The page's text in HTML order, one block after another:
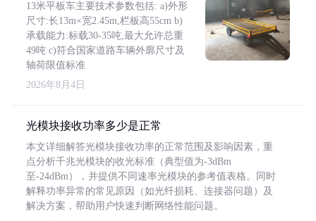
13米平板车主要技术参数包括: a)外形
尺寸:长13m×宽2.45m,栏板高55cm b)
承载能力:标载30-35吨,最大允许总重
49吨 c)符合国家道路车辆外廓尺寸及
轴荷限值标准
2026年8月4日
光模块接收功率多少是正常
本文详细解答光模块接收功率的正常范围及影响因素，重
点分析千兆光模块的收光标准（典型值为-3dBm
至-24dBm），并提供不同速率光模块的参考值表格。同时
解释功率异常的常见原因（如光纤损耗、连接器问题）及
解决方案，帮助用户快速判断网络性能问题。